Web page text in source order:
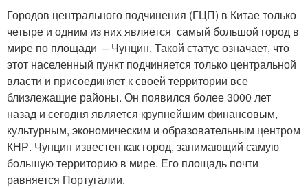
Городов центрального подчинения (ГЦП) в Китае только
четыре и одним из них является самый большой город в
мире по площади – Чунцин. Такой статус означает, что
этот населенный пункт подчиняется только центральной
власти и присоединяет к своей территории все
близлежащие районы. Он появился более 3000 лет
назад и сегодня является крупнейшим финансовым,
культурным, экономическим и образовательным центром
КНР. Чунцин известен как город, занимающий самую
большую территорию в мире. Его площадь почти
равняется Португалии.